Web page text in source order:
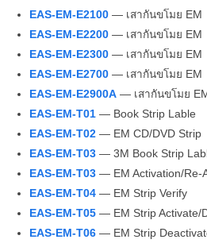
EAS-EM-E2100 — เสากันขโมย EM
EAS-EM-E2200 — เสากันขโมย EM
EAS-EM-E2300 — เสากันขโมย EM
EAS-EM-E2700 — เสากันขโมย EM
EAS-EM-E2900A — เสากันขโมย
EAS-EM-T01 — Book Strip Lable
EAS-EM-T02 — EM CD/DVD Strip
EAS-EM-T03 — 3M Book Strip
EAS-EM-T03 — EM Activation/Re-
EAS-EM-T04 — EM Strip Verify
EAS-EM-T05 — EM Strip Activate/
EAS-EM-T06 — EM Strip